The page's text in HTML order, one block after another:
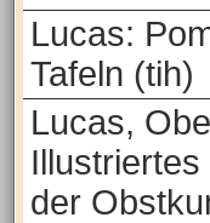
Lucas:
Tafeln (tih)
Lucas,
der